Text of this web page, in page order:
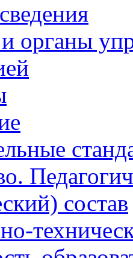
органы
состав